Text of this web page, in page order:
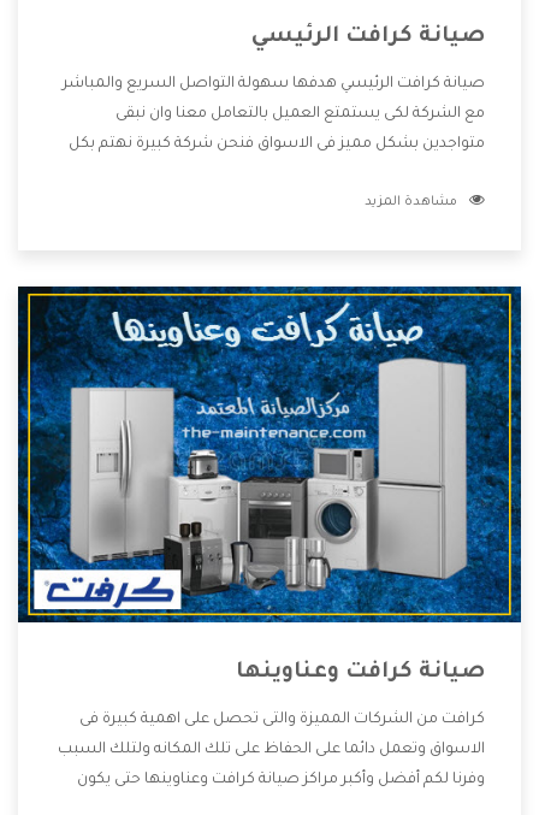
صيانة كرافت الرئيسي
صيانة كرافت الرئيسي هدفها سهولة التواصل السريع والمباشر
مع الشركة لكى يستمتع العميل بالتعامل معنا وان نبقى
متواجدين بشكل مميز فى الاسواق فنحن شركة كبيرة نهتم بكل
الشركة بها والتى تكون منها خدمة الصيانة التى تكون من أهم
الأسعار التى تكون مناسبة لكثير من العملاء
مشاهدة المزيد
صيانة كرافت وعناوينها
كرافت من الشركات المميزة والتى تحصل على اهمية كبيرة فى
الاسواق وتعمل دائما على الحفاظ على تلك المكانه ولتلك السبب
وفرنا لكم أفضل وأكبر مراكز صيانة كرافت وعناوينها حتى يكون